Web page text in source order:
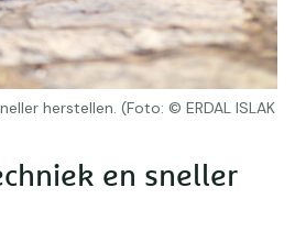
herstellen. (Foto: © ERDAL ISLAK
en sneller